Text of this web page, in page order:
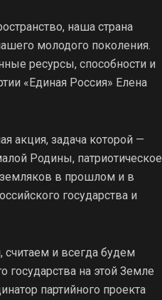
наша страна
молодого поколения.
ресурсы, способности и
«Единая Россия» Елена
акция, задача которой —
Родины, патриотическое
в прошлом и в
государства и
и всегда будем
государства на этой Земле
партийного проекта